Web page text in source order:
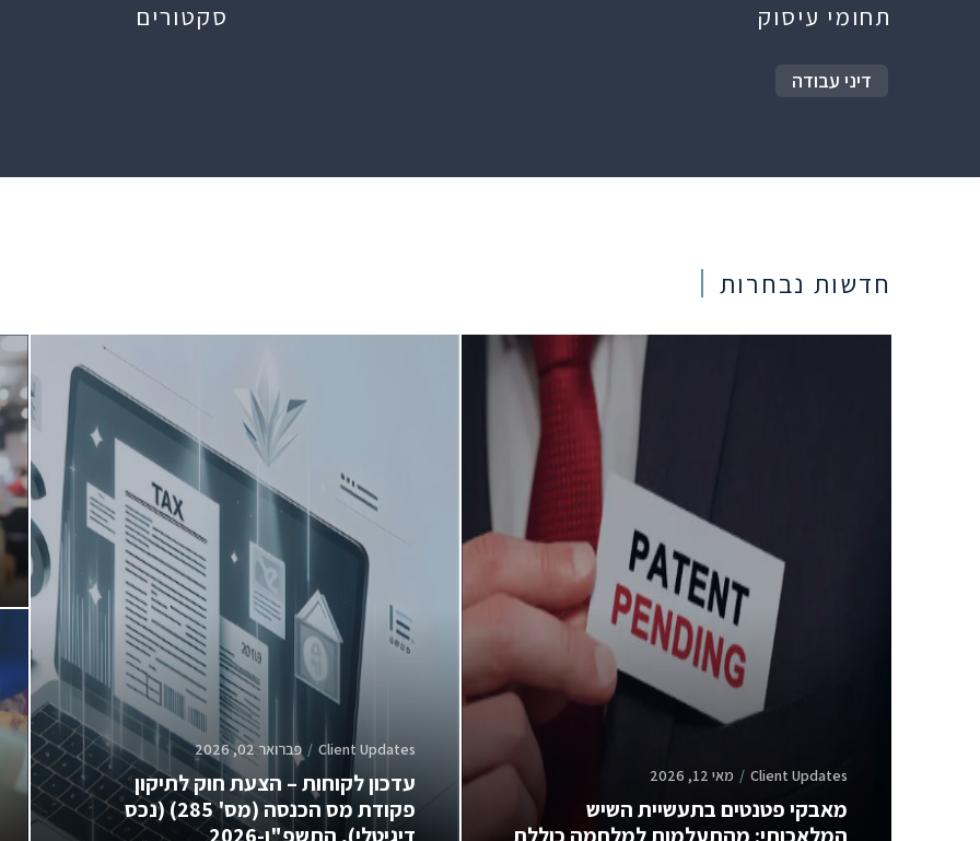
תחומי עיסוק
דיני עבודה
סקטורים
חדשות נבחרות
מאבקי פטנטים בתעשיית השיש
Client Updates מאי 12, 2026
עדכון לקוחות – הצעת חוק לתיקון
פקודת מס הכנסה (מס' 285) (נכס
Client Updates פברואר 02, 2026